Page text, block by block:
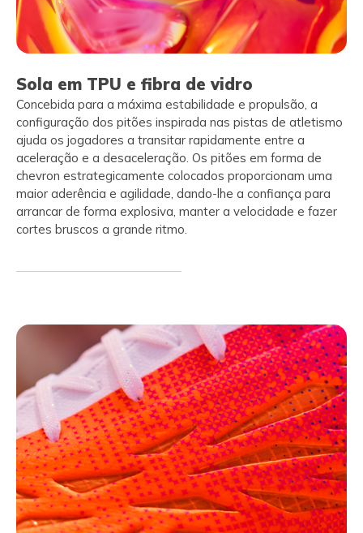
Sola em TPU e fibra de vidro
Concebida para a máxima estabilidade e propulsão, a
configuração dos pitões inspirada nas pistas de atletismo
ajuda os jogadores a transitar rapidamente entre a
aceleração e a desaceleração. Os pitões em forma de
chevron estrategicamente colocados proporcionam uma
maior aderência e agilidade, dando-lhe a confiança para
arrancar de forma explosiva, manter a velocidade e fazer
cortes bruscos a grande ritmo.